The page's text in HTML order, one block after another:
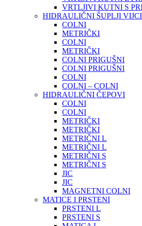
VRTLJIVI KUTNI S
HIDRAULIČNI ŠUPLJI VIJCI
COLNI
METRIČKI
COLNI
METRIČKI
COLNI PRIGUŠNI
COLNI PRIGUŠNI
COLNI
COLNI – COLNI
HIDRAULIČNI ČEPOVI
COLNI
COLNI
METRIČKI
METRIČKI
METRIČNI L
METRIČNI L
METRIČNI S
METRIČNI S
JIC
JIC
MAGNETNI COLNI
MATICE I PRSTENI
PRSTENI L
PRSTENI S